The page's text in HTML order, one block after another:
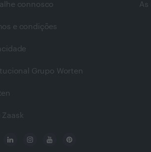
connosco
e condições
Grupo Worten
Zaask
As